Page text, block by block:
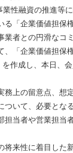
性融資の推進等
「企業価値担保
業者との円滑なコ
、「企業価値担保
作成し、本日、
上の留意点、想
ついて、必要とな
担当者や営業担当
来性に着目した